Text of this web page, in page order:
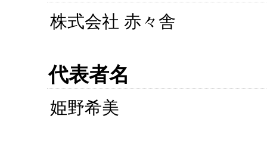
株式会社 赤々舎
代表者名
姫野希美